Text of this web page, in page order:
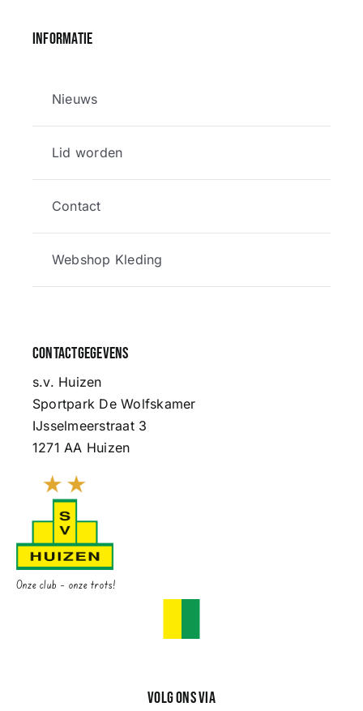
Informatie
Nieuws
Lid worden
Contact
Webshop Kleding
Contactgegevens
s.v. Huizen
Sportpark De Wolfskamer
IJsselmeerstraat 3
1271 AA Huizen
Onze club – onze trots!
Volg ons via